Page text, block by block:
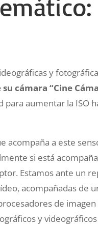
y
cámara “Cine
para aumentar la ISO
acompaña a este
si está
Estamos ante un
acompañadas de
de
y videográficos